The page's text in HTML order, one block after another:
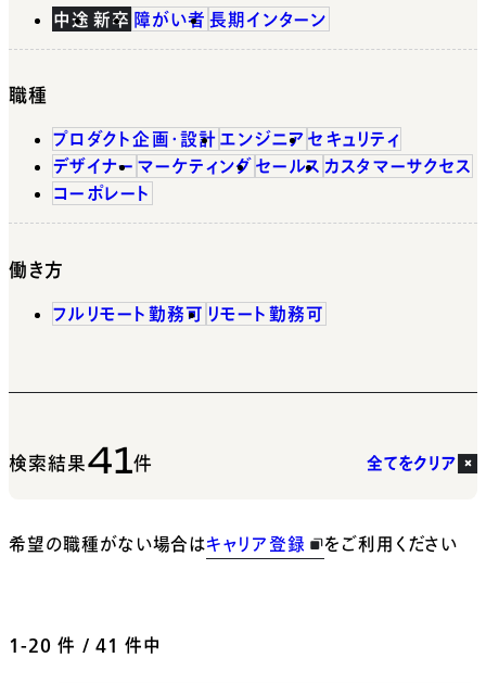
中途 新卒 障がい者 長期インターン
職種
プロダクト企画・設計 エンジニア セキュリティ
デザイナー マーケティング セールス カスタマーサクセス
コーポレート
働き方
フルリモート勤務可 リモート勤務可
検索結果41件 全てをクリア
希望の職種がない場合はキャリア登録 をご利用ください
1-20 件 / 41 件中